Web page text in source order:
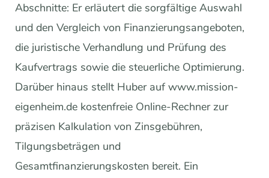
Abschnitte: Er erläutert die sorgfältige Auswahl
und den Vergleich von Finanzierungsangeboten,
die juristische Verhandlung und Prüfung des
Kaufvertrags sowie die steuerliche Optimierung.
Darüber hinaus stellt Huber auf www.mission-
eigenheim.de kostenfreie Online-Rechner zur
präzisen Kalkulation von Zinsgebühren,
Tilgungsbeträgen und
Gesamtfinanzierungskosten bereit. Ein